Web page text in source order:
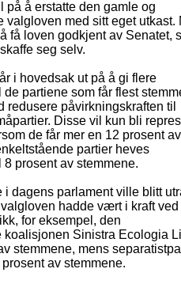
på å erstatte den gamle og
valgloven med sitt eget utkast.
få loven godkjent av Senatet,
seg selv.
i hovedsak ut på å gi flere
de partiene som får flest
redusere påvirkningskraften til
Disse vil kun bli
de får mer en 12 prosent av
partier heves
prosent av stemmene.
i dagens parlament ville blitt
hadde vært i kraft ved
for eksempel, den
koalisjonen Sinistra Ecologia
stemmene, mens
av stemmene.